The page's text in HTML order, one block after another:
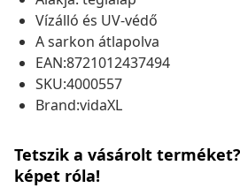
Vízálló és UV-védő
A sarkon átlapolva
EAN:8721012437494
SKU:4000557
Brand:vidaXL
Tetszik a vásárolt
képet róla!